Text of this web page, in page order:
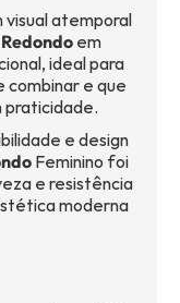
atemporal
em
ideal para
combinar e que
praticidade.
e design
Feminino foi
e resistência
moderna